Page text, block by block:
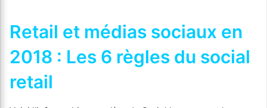
Retail et médias sociaux en
2018 : Les 6 règles du social
retail